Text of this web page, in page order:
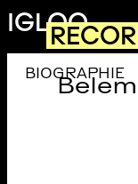
Aller au contenu
IGLOO
BIOGRAPHIE